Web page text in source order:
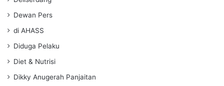
Dewan Pers
di AHASS
Diduga Pelaku
Diet & Nutrisi
Dikky Anugerah Panjaitan